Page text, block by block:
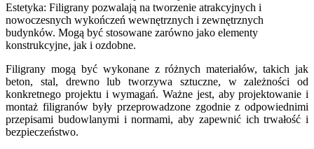
Estetyka: Filigrany pozwalają na tworzenie atrakcyjnych i
nowoczesnych wykończeń wewnętrznych i zewnętrznych
budynków. Mogą być stosowane zarówno jako elementy
konstrukcyjne, jak i ozdobne.
Filigrany mogą być wykonane z różnych materiałów, takich jak
beton, stal, drewno lub tworzywa sztuczne, w zależności od
konkretnego projektu i wymagań. Ważne jest, aby projektowanie i
montaż filigranów były przeprowadzone zgodnie z odpowiednimi
przepisami budowlanymi i normami, aby zapewnić ich trwałość i
bezpieczeństwo.